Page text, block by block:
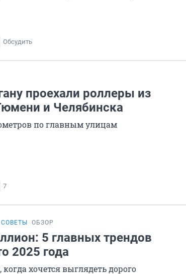
Обсудить
проехали роллеры из
и Челябинска
по главным улицам
7
ОБЗОР
5 главных трендов
2025 года
хочется выглядеть дорого